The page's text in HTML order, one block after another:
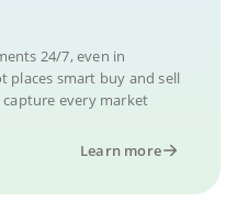
24/7, even in
places smart buy and sell
every market
Learn more